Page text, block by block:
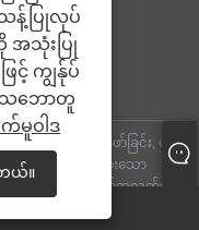
လိုကျပါ
, Ltd. - ရေနံတူးဖော်ခြင်း, ဟိုက်
မူပိုင်ခွင့်များရယူထားသော
ကိုယ်ရေးအချက်အလက်မူဝါဒ
သန့်ပြုလုပ်
အသုံးပြု
င့် ကျွန်ုပ်
သဘောတူ
မူဝါဒ
ယ်။